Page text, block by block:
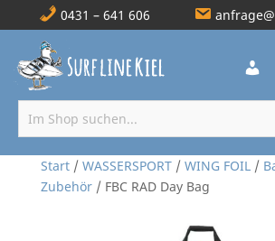
0431 – 641 606
Start/ WASSERSPORT/ WING FOIL/
Zubehör/ FBC RAD Day Bag